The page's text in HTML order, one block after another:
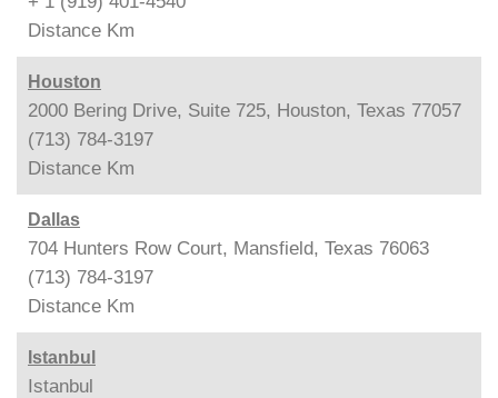
Distance Km
Houston
2000 Bering Drive, Suite 725, Houston, Texas 77057
(713) 784-3197
Distance Km
Dallas
704 Hunters Row Court, Mansfield, Texas 76063
(713) 784-3197
Distance Km
Istanbul
Istanbul